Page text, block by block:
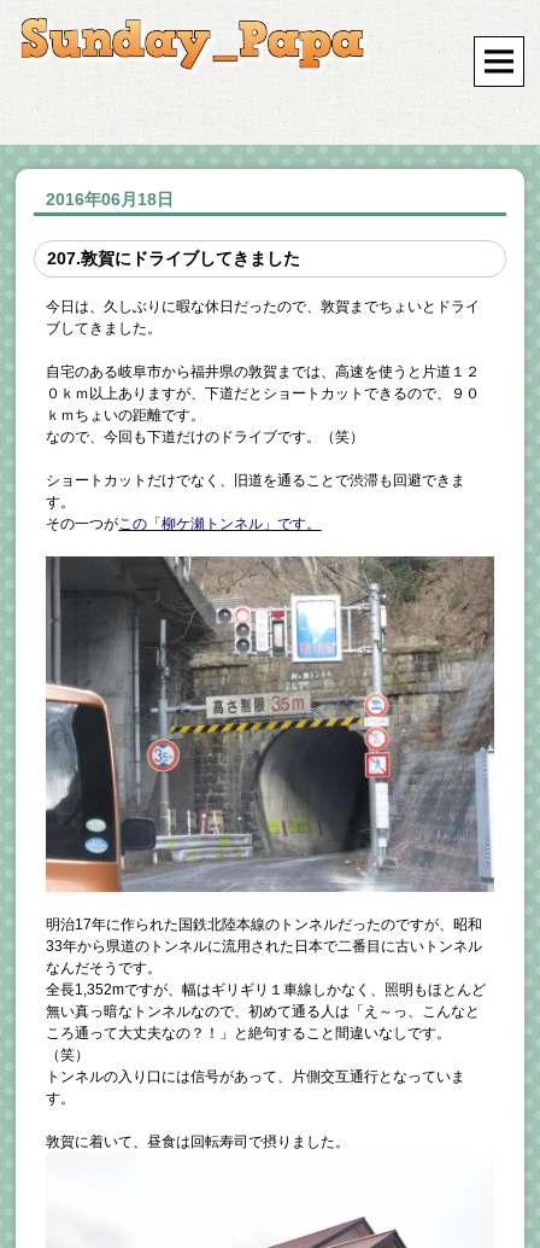
2016年06月18日
207.敦賀にドライブしてきました
今日は、久しぶりに暇な休日だったので、敦賀までちょいとドライ
ブしてきました。
自宅のある岐阜市から福井県の敦賀までは、高速を使うと片道１２
０ｋｍ以上ありますが、下道だとショートカットできるので、９０
ｋｍちょいの距離です。
なので、今回も下道だけのドライブです。（笑）
ショートカットだけでなく、旧道を通ることで渋滞も回避できま
す。
その一つがこの「柳ケ瀬トンネル」です。
明治17年に作られた国鉄北陸本線のトンネルだったのですが、昭和
33年から県道のトンネルに流用された日本で二番目に古いトンネル
なんだそうです。
全長1,352mですが、幅はギリギリ１車線しかなく、照明もほとんど
無い真っ暗なトンネルなので、初めて通る人は「え～っ、こんなと
ころ通って大丈夫なの？！」と絶句すること間違いなしです。
（笑）
トンネルの入り口には信号があって、片側交互通行となっていま
す。
敦賀に着いて、昼食は回転寿司で摂りました。